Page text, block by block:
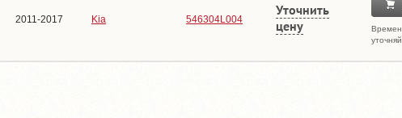
2011-2017 Kia 546304L004
Уточнить
цену